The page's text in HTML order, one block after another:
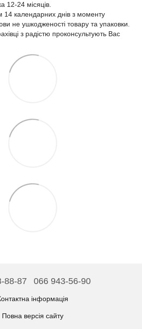
12-24 місяців.
14 календарних днів з моменту
не ушкодженості товару та упаковки.
з радістю проконсультують Вас
88-87 066 943-56-90
інформація
Повна версія сайту